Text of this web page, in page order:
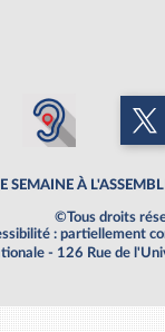
SEMAINE À
©Tous droits
: partiellement
- 126 Rue de